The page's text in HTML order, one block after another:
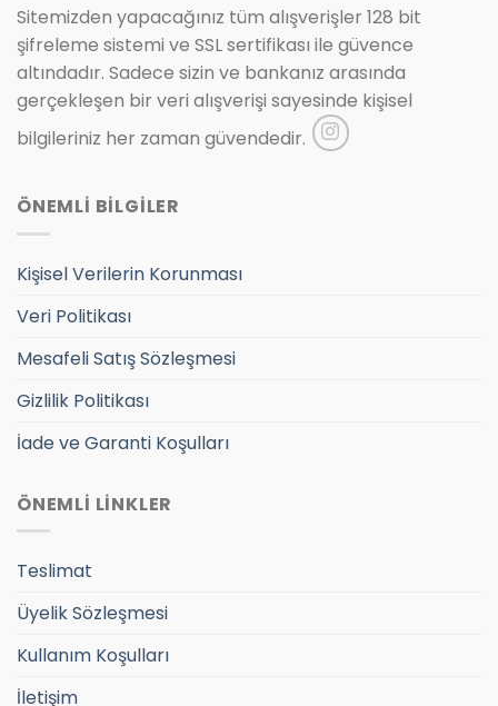
Sitemizden yapacağınız tüm alışverişler 128 bit
şifreleme sistemi ve SSL sertifikası ile güvence
altındadır. Sadece sizin ve bankanız arasında
gerçekleşen bir veri alışverişi sayesinde kişisel
bilgileriniz her zaman güvendedir.
ÖNEMLİ BİLGİLER
Kişisel Verilerin Korunması
Veri Politikası
Mesafeli Satış Sözleşmesi
Gizlilik Politikası
İade ve Garanti Koşulları
ÖNEMLİ LİNKLER
Teslimat
Üyelik Sözleşmesi
Kullanım Koşulları
İletişim